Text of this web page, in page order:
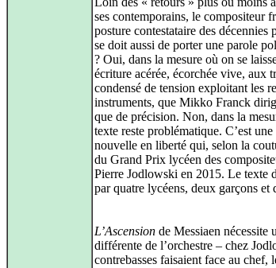
ses contemporains, le compositeur
posture contestataire des décennies
se doit aussi de porter une parole
? Oui, dans la mesure où on se
écriture acérée, écorchée vive, aux
condensé de tension exploitant les
instruments, que Mikko Franck
que de précision. Non, dans la
texte reste problématique. C’est
nouvelle en liberté qui, selon la
du Grand Prix lycéen des
Pierre Jodlowski en 2015. Le texte
par quatre lycéens, deux garçons et
L’Ascension de Messiaen nécessite
différente de l’orchestre – chez
contrebasses faisaient face au chef,